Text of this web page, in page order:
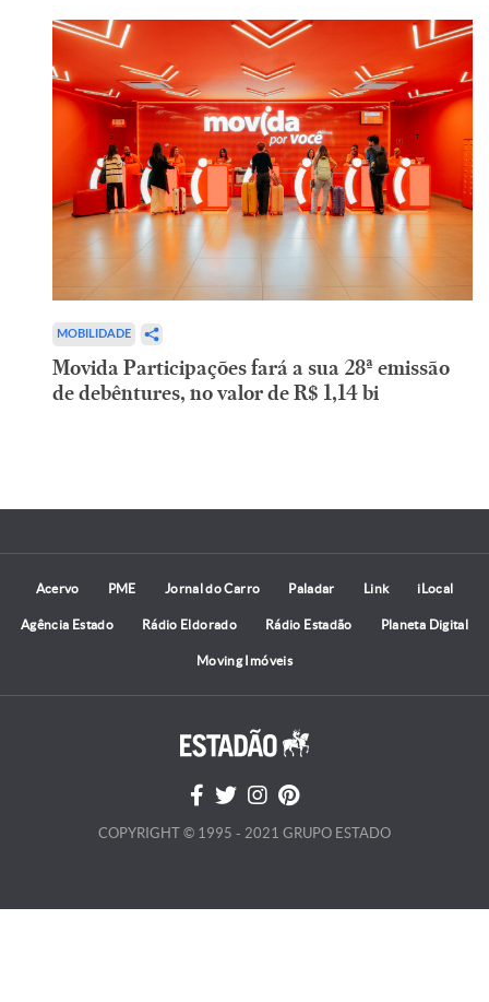
MOBILIDADE
Movida Participações fará a sua 28ª emissão
de debêntures, no valor de R$ 1,14 bi
Acervo PME Jornal do Carro Paladar Link iLocal
Agência Estado Rádio Eldorado Rádio Estadão Planeta Digital
Moving Imóveis
COPYRIGHT © 1995 - 2021 GRUPO ESTADO